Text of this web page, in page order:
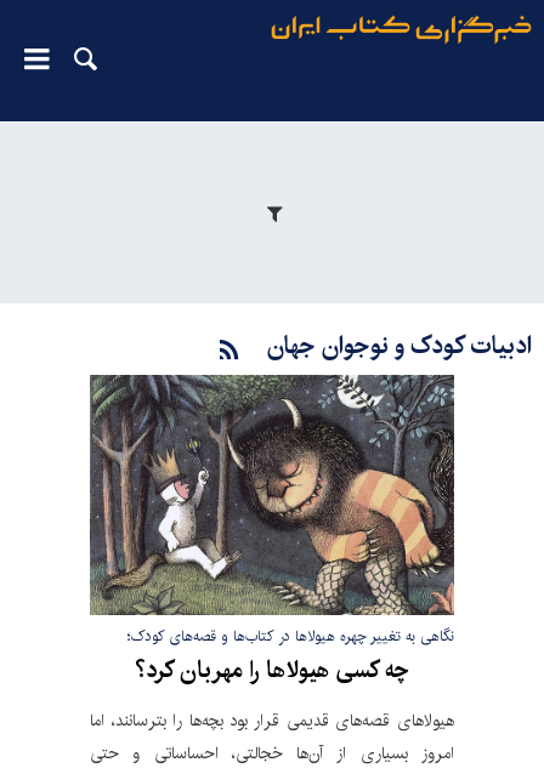
ادبیات کودک و نوجوان جهان
نگاهی به تغییر چهره هیولاها در کتاب‌ها و قصه‌های کودک؛
چه کسی هیولاها را مهربان کرد؟
هیولاهای قصه‌های قدیمی قرار بود بچه‌ها را بترسانند، اما
امروز بسیاری از آن‌ها خجالتی، احساساتی و حتی